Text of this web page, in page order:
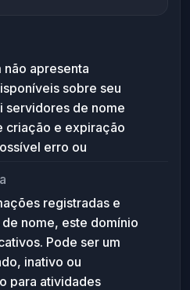
apresenta
sobre seu
servidores de nome
criação e expiração
erro ou
é possível determinar a
que o domínio
ou potencialmente
não divulgados.
registradas e
nome, este domínio
Pode ser um
inativo ou
para atividades